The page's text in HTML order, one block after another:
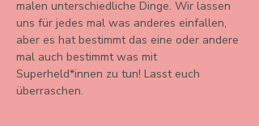
malen unterschiedliche Dinge. Wir lassen
uns für jedes mal was anderes einfallen,
aber es hat bestimmt das eine oder andere
mal auch bestimmt was mit
Superheld*innen zu tun! Lasst euch
überraschen.